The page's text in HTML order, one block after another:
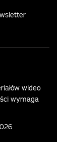
wideo
wymaga